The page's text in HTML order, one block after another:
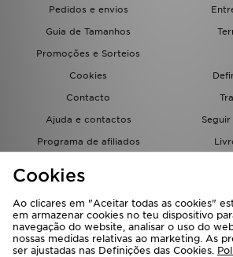
Pedidos e envios
Guia de Tamanhos
Promoções e Sorteios
Cookies
Contacto
Ajuda e contactos
Programa de afiliados
Cookies
Ao clicares em "Aceitar todas as cookies"
em armazenar cookies no teu dispositivo
navegação do website, analisar o uso do
nossas medidas relativas ao marketing. As
ser ajustadas nas Definições das Cookies.